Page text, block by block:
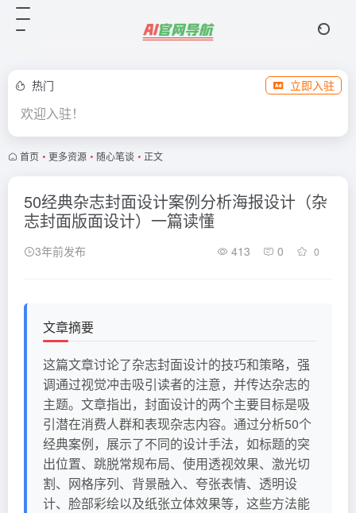
热门 立即入驻
欢迎入驻！
首页 • 更多资源 • 随心笔谈 • 正文
50经典杂志封面设计案例分析海报设计（杂
志封面版面设计）一篇读懂
3年前发布 413 0 0
文章摘要
这篇文章讨论了杂志封面设计的技巧和策略，强
调通过视觉冲击吸引读者的注意，并传达杂志的
主题。文章指出，封面设计的两个主要目标是吸
引潜在消费人群和表现杂志内容。通过分析50个
经典案例，展示了不同的设计手法，如标题的突
出位置、跳脱常规布局、使用透视效果、激光切
割、网格序列、背景融入、夸张表情、透明设
计、脸部彩绘以及纸张立体效果等，这些方法能